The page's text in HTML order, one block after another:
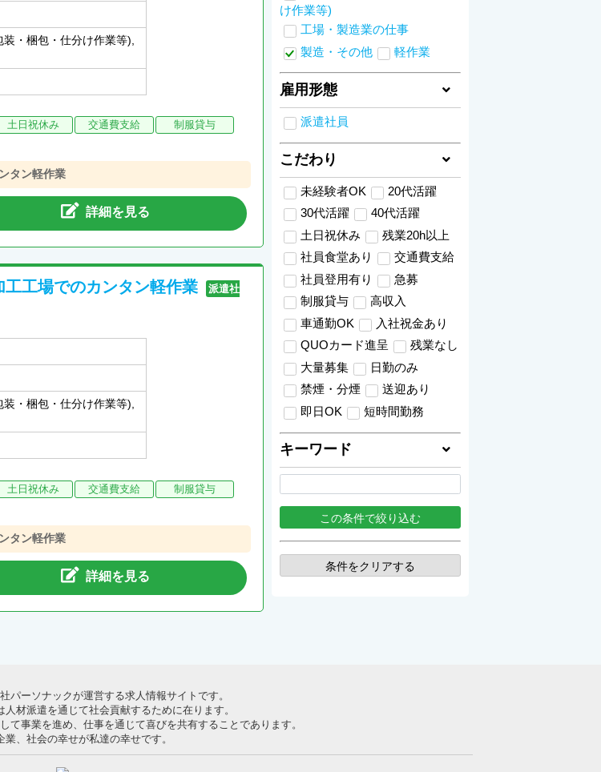
・梱包・仕分け作業等),
土日祝休み 交通費支給
制服貸与
タン軽作業
詳細を見る
工工場でのカンタン軽作業
派遣社
・梱包・仕分け作業等),
土日祝休み 交通費支給
制服貸与
タン軽作業
詳細を見る
け作業等)
工場・製造業の仕事
製造・その他
軽作業
雇用形態
派遣社員
こだわり
未経験者OK
20代活躍
30代活躍
40代活躍
土日祝休み
残業20h以上
社員食堂あり
交通費支給
社員登用有り
急募
制服貸与
高収入
車通勤OK
入社祝金あり
QUOカード進呈
残業なし
大量募集
日勤のみ
禁煙・分煙
送迎あり
即日OK
短時間勤務
キーワード
条件をクリアする
パーソナックが運営する求人情報サイトです。
材派遣を通じて社会貢献するために在ります。
て事業を進め、仕事を通じて喜びを共有することであります。
業、社会の幸せが私達の幸せです。